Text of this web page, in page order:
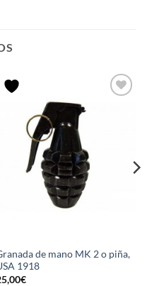
de mano MK 2 o piña,
1918
€